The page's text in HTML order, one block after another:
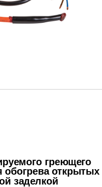
греющего
открытых
заделкой